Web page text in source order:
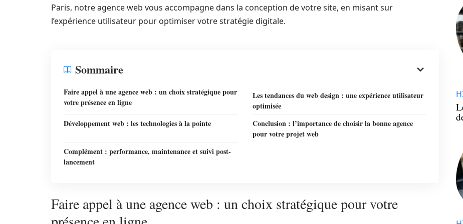
Paris, notre agence web vous accompagne dans la conception de votre site, en misant sur
l’expérience utilisateur pour optimiser votre stratégie digitale.
Sommaire
Faire appel à une agence web : un choix stratégique pour
votre présence en ligne
Les tendances du web design : une expérience utilisateur
optimisée
Développement web : les technologies à la pointe
Conclusion : l’importance de choisir la bonne agence
pour votre projet web
Complément : performance, maintenance et suivi post-
lancement
Faire appel à une agence web : un choix stratégique pour votre